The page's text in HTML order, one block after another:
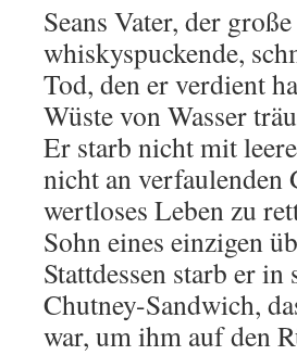
Seans Vater, der
whiskyspuckende,
Tod, den er verdient
Wüste von Wasser
Er starb nicht mit
nicht an verfaulenden
wertloses Leben zu
Sohn eines einzigen
Stattdessen starb er in
Chutney-Sandwich,
war, um ihm auf den